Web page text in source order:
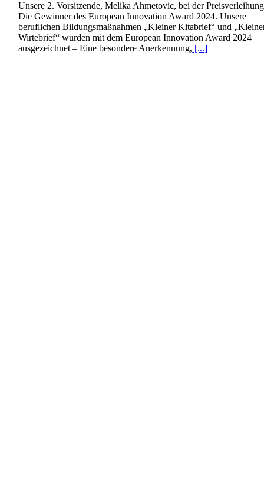
Unsere 2. Vorsitzende, Melika Ahmetovic, bei der
Die Gewinner des European Innovation Award 2024. Unsere
beruflichen Bildungsmaßnahmen „Kleiner Kitabrief“ und
Wirtebrief“ wurden mit dem European Innovation Award 2024
ausgezeichnet – Eine besondere Anerkennung, [...]